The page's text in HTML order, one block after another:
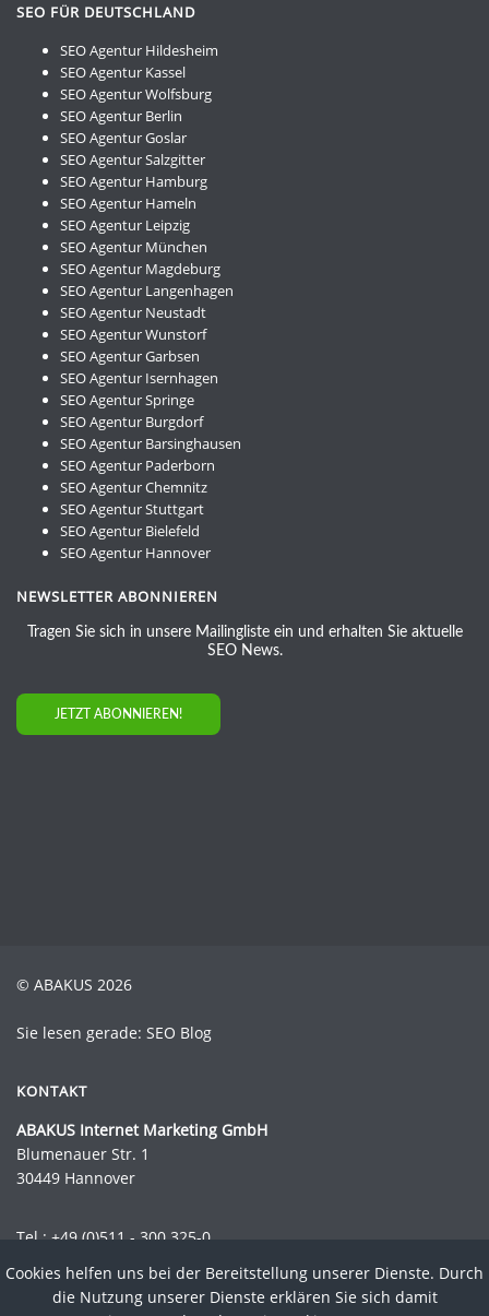
SEO FÜR DEUTSCHLAND
SEO Agentur Hildesheim
SEO Agentur Kassel
SEO Agentur Wolfsburg
SEO Agentur Berlin
SEO Agentur Goslar
SEO Agentur Salzgitter
SEO Agentur Hamburg
SEO Agentur Hameln
SEO Agentur Leipzig
SEO Agentur München
SEO Agentur Magdeburg
SEO Agentur Langenhagen
SEO Agentur Neustadt
SEO Agentur Wunstorf
SEO Agentur Garbsen
SEO Agentur Isernhagen
SEO Agentur Springe
SEO Agentur Burgdorf
SEO Agentur Barsinghausen
SEO Agentur Paderborn
SEO Agentur Chemnitz
SEO Agentur Stuttgart
SEO Agentur Bielefeld
SEO Agentur Hannover
NEWSLETTER ABONNIEREN
Tragen Sie sich in unsere Mailingliste ein und erhalten Sie aktuelle
SEO News.
JETZT ABONNIEREN!
© ABAKUS 2026
Sie lesen gerade: SEO Blog
KONTAKT
ABAKUS Internet Marketing GmbH
Blumenauer Str. 1
30449 Hannover
Tel.: +49 (0)511 - 300 325-0
Mail:info@abakus-internet-marketing.de
Cookies helfen uns bei der Bereitstellung unserer Dienste. Durch
die Nutzung unserer Dienste erklären Sie sich damit